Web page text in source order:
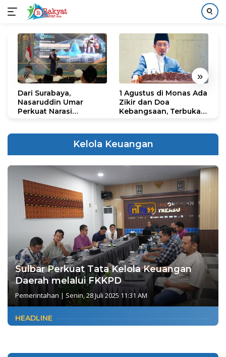
konten
« »
Dari Surabaya,
Nasaruddin Umar
Perkuat Narasi
1 Agustus di Monas Ada
Zikir dan Doa
Kebangsaan, Terbuka
Kelola Keuangan
Sulbar Perkuat Tata Kelola Keuangan
Daerah melalui FKKPD
Pemerintahan | Senin, 28 Juli 2025 11:31 AM
HEADLINE